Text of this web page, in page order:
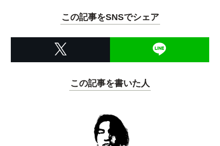
この記事をSNSでシェア
この記事を書いた人